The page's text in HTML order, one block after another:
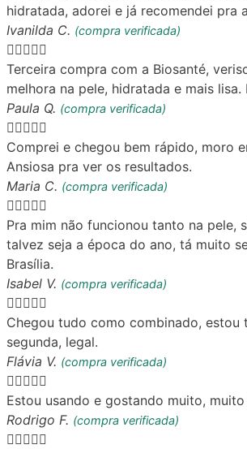
hidratada, adorei e já recomendei pra
Ivanilda C. (compra verificada)

Terceira compra com a Biosanté,
melhora na pele, hidratada e mais lisa.
Paula Q. (compra verificada)

Comprei e chegou bem rápido, moro
Ansiosa pra ver os resultados.
Maria C. (compra verificada)

Pra mim não funcionou tanto na pele,
talvez seja a época do ano, tá muito
Brasília.
Isabel V. (compra verificada)

Chegou tudo como combinado, estou
segunda, legal.
Flávia V. (compra verificada)

Estou usando e gostando muito,
Rodrigo F. (compra verificada)
